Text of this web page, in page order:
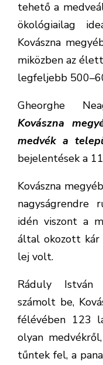
tehető a
ökológiailag
Kovászna
miközben az
legfeljebb
Gheorghe
Kovászna
medvék a
bejelentések a
Kovászna
nagyságrendre
idén viszont a
által okozott kár
lej volt.
Ráduly István
számolt be,
félévében 123
olyan
tűntek fel, a